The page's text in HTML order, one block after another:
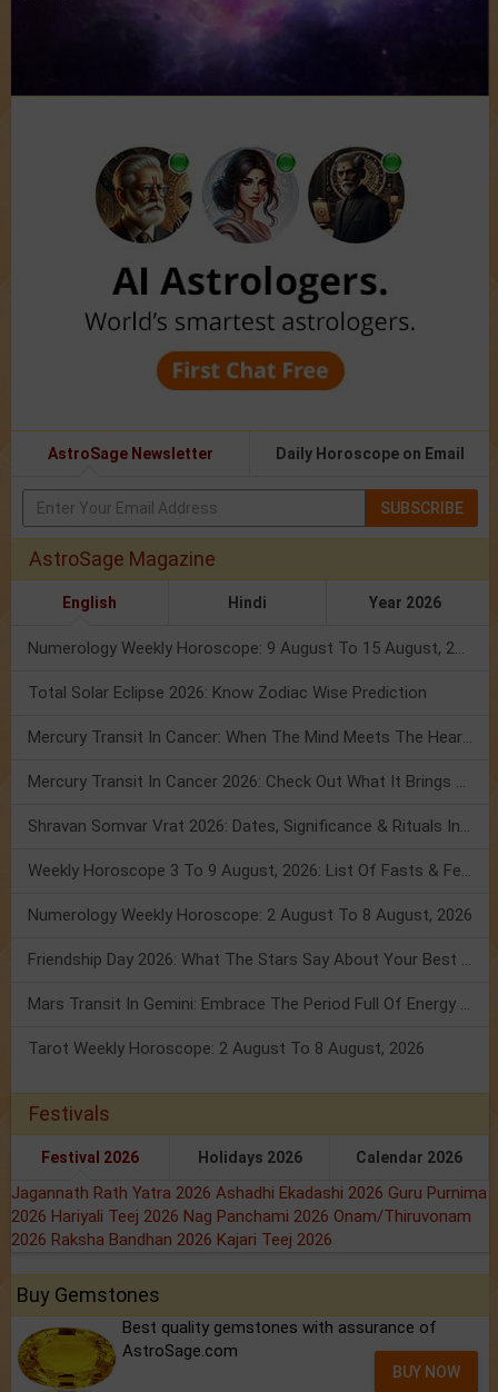
AstroSage Newsletter Daily Horoscope on Email
SUBSCRIBE
AstroSage Magazine
English Hindi Year 2026
Numerology Weekly Horoscope: 9 August To 15 August, 2026
Total Solar Eclipse 2026: Know Zodiac Wise Prediction
Mercury Transit In Cancer: When The Mind Meets The Heart!
Mercury Transit In Cancer 2026: Check Out What It Brings For You
Shravan Somvar Vrat 2026: Dates, Significance & Rituals In August
Weekly Horoscope 3 To 9 August, 2026: List Of Fasts & Festivals
Numerology Weekly Horoscope: 2 August To 8 August, 2026
Friendship Day 2026: What The Stars Say About Your Best Friend!
Mars Transit In Gemini: Embrace The Period Full Of Energy & Intelligence
Tarot Weekly Horoscope: 2 August To 8 August, 2026
Festivals
Festival 2026 Holidays 2026 Calendar 2026
Jagannath Rath Yatra 2026 Ashadhi Ekadashi 2026 Guru Purnima
2026 Hariyali Teej 2026 Nag Panchami 2026 Onam/Thiruvonam
2026 Raksha Bandhan 2026 Kajari Teej 2026
Buy Gemstones
Best quality gemstones with assurance of
AstroSage.com
BUY NOW